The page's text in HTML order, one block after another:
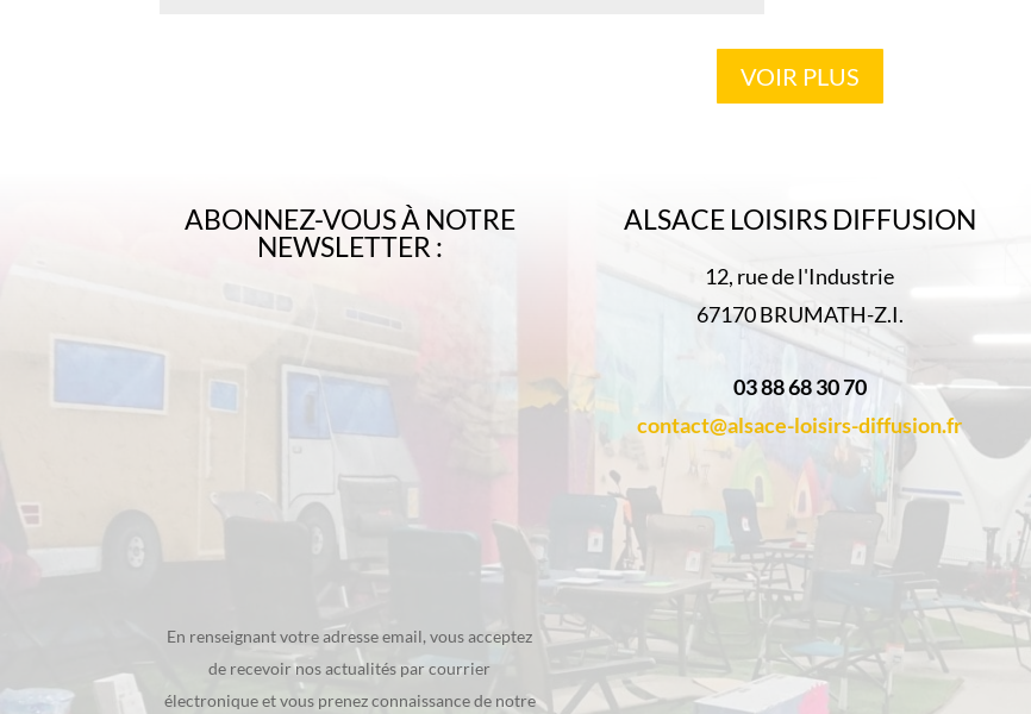
VOIR PLUS
ABONNEZ-VOUS À NOTRE
NEWSLETTER :
En renseignant votre adresse email, vous acceptez
de recevoir nos actualités par courrier
électronique et vous prenez connaissance de notre
ALSACE LOISIRS DIFFUSION
12, rue de l'Industrie
67170 BRUMATH-Z.I.
03 88 68 30 70
contact@alsace-loisirs-diffusion.fr